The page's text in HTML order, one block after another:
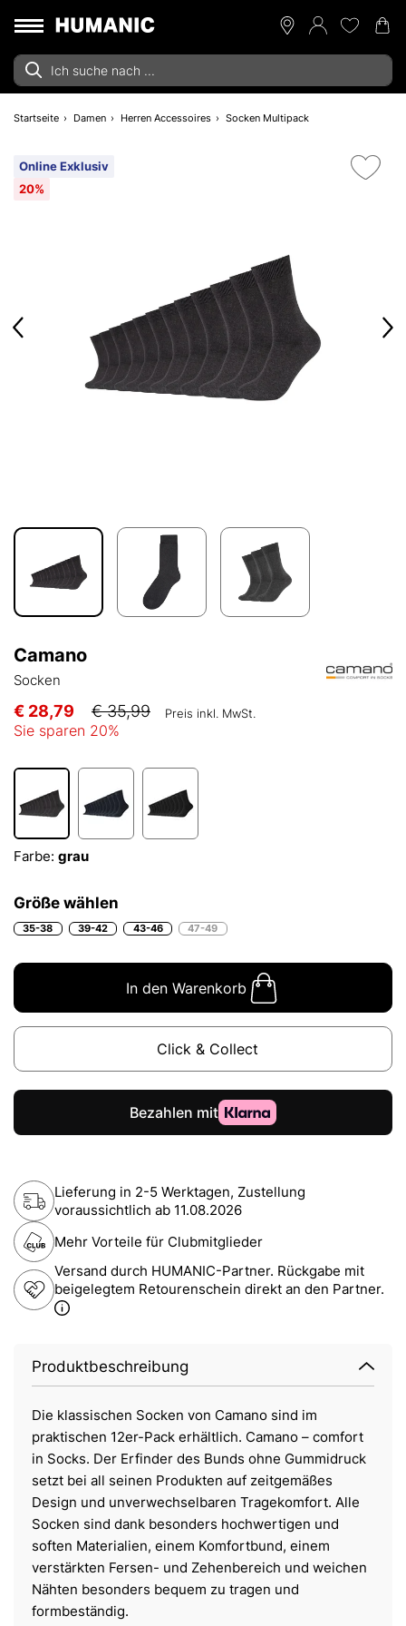
Startseite Damen Herren Accessoires Socken Multipack
Online Exklusiv
20%
Camano
Socken
€ 28,79 € 35,99 Preis inkl. MwSt.
Sie sparen 20%
Farbe: grau
Größe wählen
35-38 39-42 43-46 47-49
In den Warenkorb
Click & Collect
Lieferung in 2-5 Werktagen, Zustellung
voraussichtlich ab 11.08.2026
Mehr Vorteile für Clubmitglieder
Versand durch HUMANIC-Partner. Rückgabe mit
beigelegtem Retourenschein direkt an den Partner.
Produktbeschreibung
Die klassischen Socken von Camano sind im
praktischen 12er-Pack erhältlich. Camano – comfort
in Socks. Der Erfinder des Bunds ohne Gummidruck
setzt bei all seinen Produkten auf zeitgemäßes
Design und unverwechselbaren Tragekomfort. Alle
Socken sind dank besonders hochwertigen und
soften Materialien, einem Komfortbund, einem
verstärkten Fersen- und Zehenbereich und weichen
Nähten besonders bequem zu tragen und
formbeständig.